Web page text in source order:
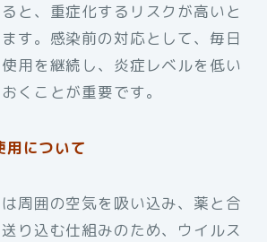
と、重症化するリスクが高いと
す。感染前の対応として、毎日
用を継続し、炎症レベルを低い
くことが重要です。
用について
周囲の空気を吸い込み、薬と合
り込む仕組みのため、ウイルス